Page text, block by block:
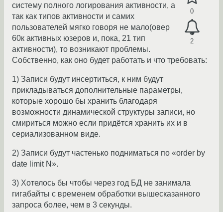
0
2
систему полного логирования активности, а
так как типов активности и самих
пользователей мягко говоря не мало(овер
60к активных юзеров и, пока, 21 тип
активности), то возникают проблемы.
Собственно, как оно будет работать и что требовать:
1) Записи будут инсертиться, к ним будут
прикладываться дополнительные параметры,
которые хорошо бы хранить благодаря
возможности динамической структуры записи, но
смириться можно если придётся хранить их и в
сериализованном виде.
2) Записи будут частенько подниматься по «order by
date limit N».
3) Хотелось бы чтобы через год БД не занимала
гигабайты с временем обработки вышесказанного
запроса более, чем в 3 секунды.